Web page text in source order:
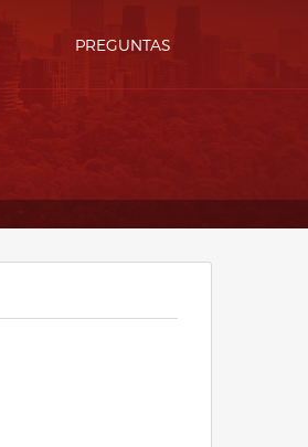
PREGUNTAS